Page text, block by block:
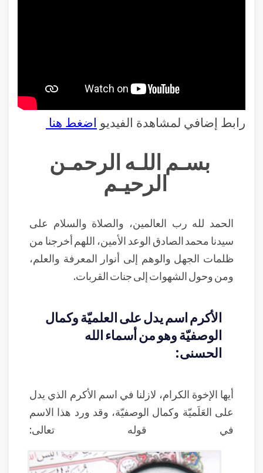
رابط إضافي لمشاهدة الفيديو اضغط هنا
بسـم اللـه الرحمـن
الرحيـم
الحمد لله رب العالمين، والصلاة والسلام على
سيدنا محمد الصادق الوعد الأمين، اللهم أخرجنا من
ظلمات الجهل والوهم إلى أنوار المعرفة والعلم،
ومن وحول الشهوات إلى جنات القربات.
الأكرم اسم يدل على العلميّة وكمال
الوصفيّة وهو من أسماء الله
الحسنى:
أيها الإخوة الكرام، لازلنا في اسم الأكرم الذي يدل
على العَلَميّة وكمال الوصفيّة، وقد ورد هذا الاسم
في قوله تعالى: